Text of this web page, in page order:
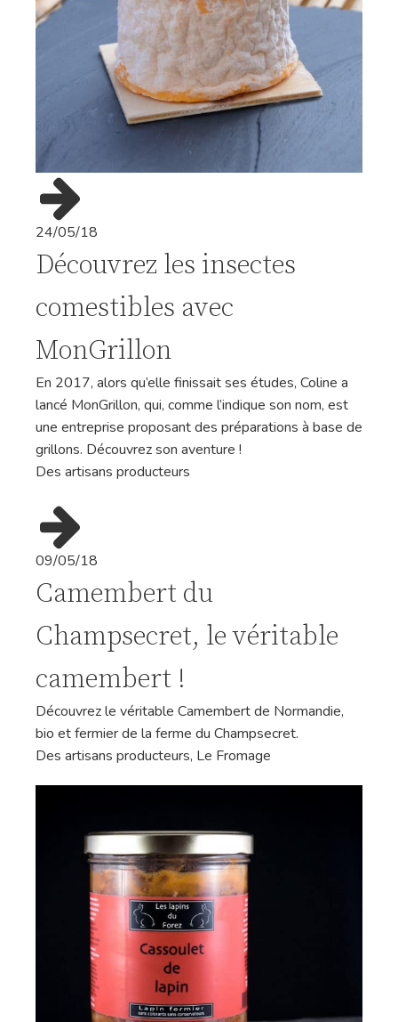
24/05/18
Découvrez les insectes
comestibles avec
MonGrillon
En 2017, alors qu’elle finissait ses études, Coline a
lancé MonGrillon, qui, comme l’indique son nom, est
une entreprise proposant des préparations à base de
grillons. Découvrez son aventure !
Des artisans producteurs
09/05/18
Camembert du
Champsecret, le véritable
camembert !
Découvrez le véritable Camembert de Normandie,
bio et fermier de la ferme du Champsecret.
Des artisans producteurs, Le Fromage